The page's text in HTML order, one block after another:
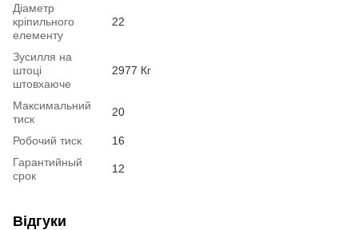
Діаметр
кріпильного
елементу
22
Зусилля на
штоці
штовхаюче
2977 Кг
Максимальний
тиск
20
Робочий тиск
16
Гарантийный
срок
12
Відгуки